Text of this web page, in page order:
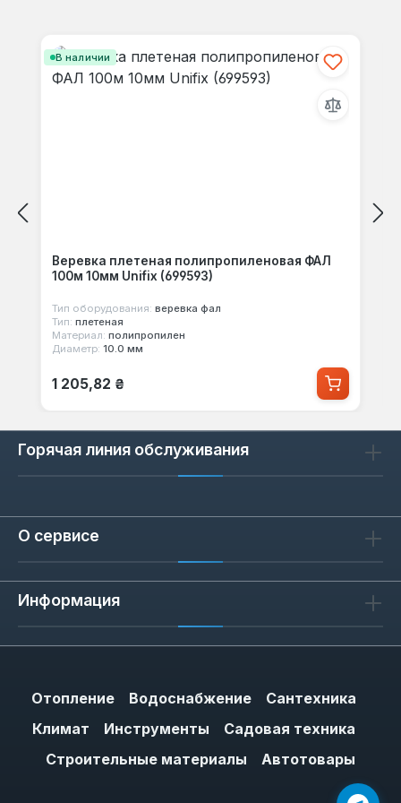
В наличии
Веревка плетеная полипропиленовая ФАЛ
100м 10мм Unifix (699593)
Тип оборудования: веревка фал
Тип: плетеная
Материал: полипропилен
Диаметр: 10.0 мм
Обычная цена:
1 205,82 ₴
Горячая линия обслуживания
О сервисе
Информация
Отопление Водоснабжение
Сантехника
Климат
Инструменты
Садовая техника
Строительные материалы
Автотовары